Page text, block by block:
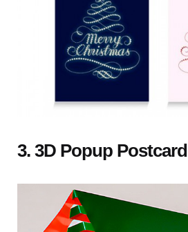
3. 3D Popup Postcard